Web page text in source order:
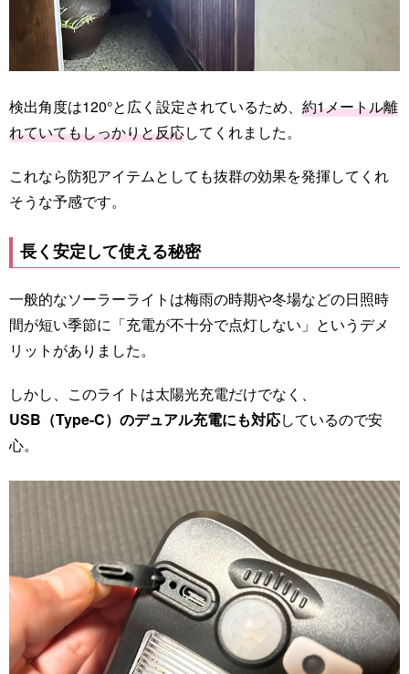
検出角度は120°と広く設定されているため、 約1メートル離
れていてもしっかりと反応してくれました。
これなら防犯アイテムとしても抜群の効果を発揮してくれ
そうな予感です。
長く安定して使える秘密
一般的なソーラーライトは梅雨の時期や冬場などの日照時
間が短い季節に「充電が不十分で点灯しない」というデメ
リットがありました。
しかし、このライトは太陽光充電だけでなく、
USB（Type-C）のデュアル充電にも対応しているので安
心。